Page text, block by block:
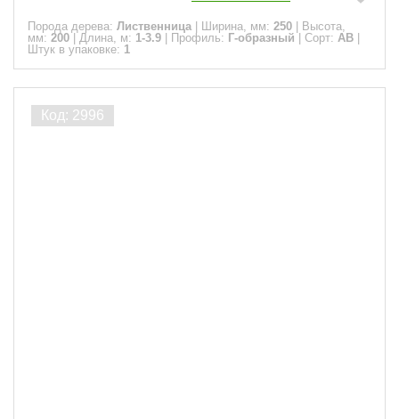
Порода дерева: Лиственница Ширина, мм: 250
Высота,
мм: 200 Длина, м: 1-3.9 Профиль: Г-образный Сорт: АВ
Штук в упаковке: 1